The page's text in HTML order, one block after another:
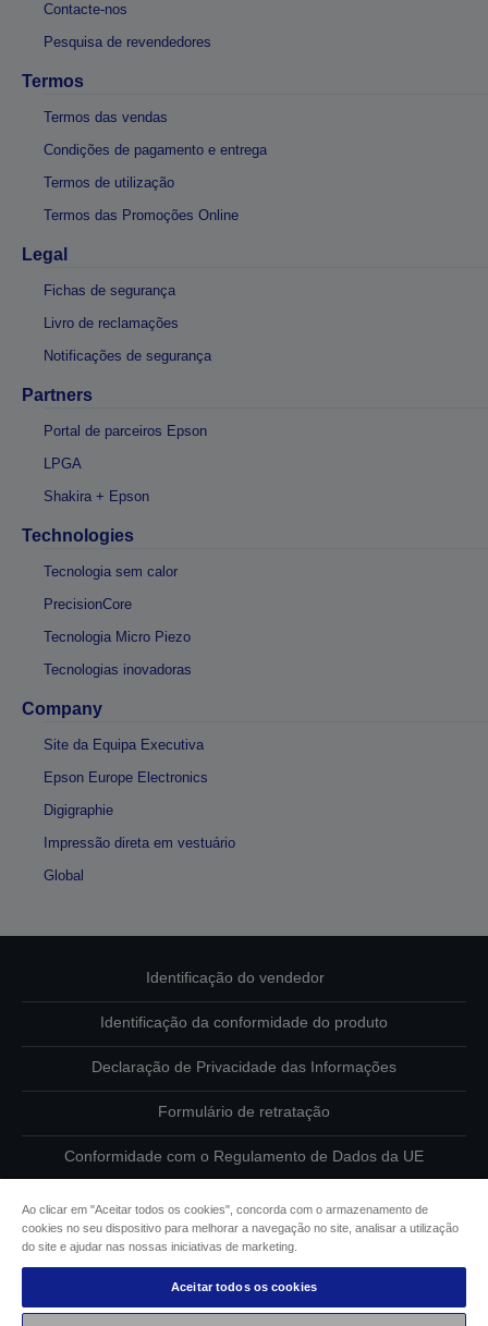
Contacte-nos
Pesquisa de revendedores
Termos
Termos das vendas
Condições de pagamento e entrega
Termos de utilização
Termos das Promoções Online
Legal
Fichas de segurança
Livro de reclamações
Notificações de segurança
Partners
Portal de parceiros Epson
LPGA
Shakira + Epson
Technologies
Tecnologia sem calor
PrecisionCore
Tecnologia Micro Piezo
Tecnologias inovadoras
Company
Site da Equipa Executiva
Epson Europe Electronics
Digigraphie
Impressão direta em vestuário
Global
Identificação do vendedor
Identificação da conformidade do produto
Declaração de Privacidade das Informações
Formulário de retratação
Conformidade com o Regulamento de Dados da UE
Informações sobre cookies
Compromisso da Epson para com a acessibilidade
Ao clicar em "Aceitar todos os cookies", concorda com o armazenamento de
cookies no seu dispositivo para melhorar a navegação no site, analisar a utilização
do site e ajudar nas nossas iniciativas de marketing.
Aceitar todos os cookies